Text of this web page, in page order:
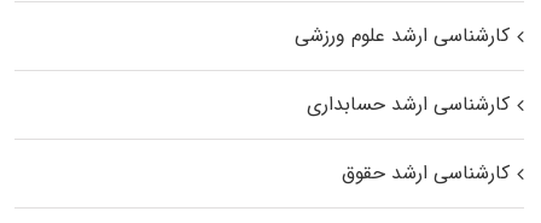
کارشناسی ارشد علوم ورزشی
کارشناسی ارشد حسابداری
کارشناسی ارشد حقوق